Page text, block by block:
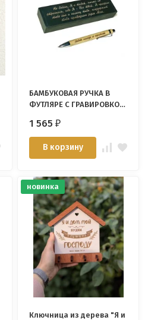
БАМБУКОВАЯ РУЧКА В
ФУТЛЯРЕ С ГРАВИРОВКОЙ:
1 565₽
В корзину
новинка
Ключница из дерева "Я и